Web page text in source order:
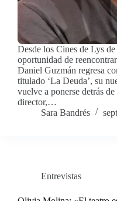
Desde los Cines de Lys
oportunidad de
Daniel Guzmán regresa
titulado ‘La Deuda’, su
vuelve a ponerse detrás
director,…
Sara Bandrés
Entrevistas